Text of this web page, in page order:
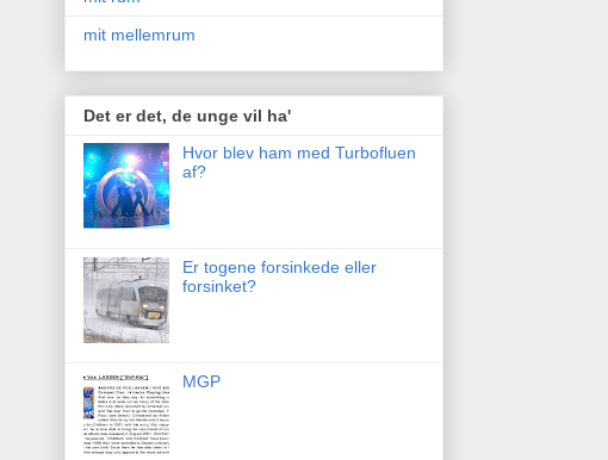
mit mellemrum
Det er det, de unge vil ha'
Hvor blev ham med Turbofluen
af?
Er togene forsinkede eller
forsinket?
MGP